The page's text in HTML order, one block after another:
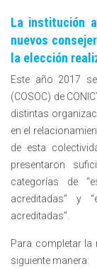
La institución
nuevos
la elección
Este año 2017
(COSOC) de
distintas
en el
de esta
presentaron
categorías de
acreditadas” y
acreditadas”.
Para completar la
siguiente manera: